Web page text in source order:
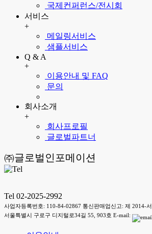
국제컨퍼런스/전시회
서비스
+
메일링서비스
샘플서비스
Q & A
+
이용안내 및 FAQ
문의
회사소개
+
회사프로필
글로벌파트너
㈜글로벌인포메이션
Tel 02-2025-2992
사업자등록번호: 110-84-02867 통신판매업신고: 제 2014-
서울특별시 구로구 디지털로34길 55, 903호 E-mail: